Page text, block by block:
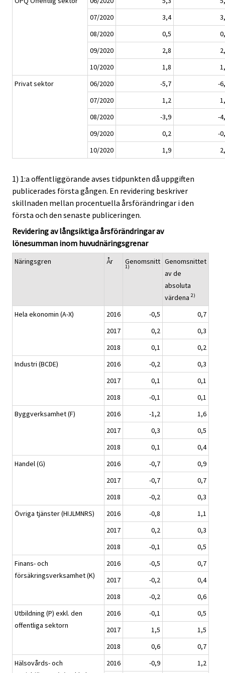
07/2020
3,4
08/2020
0,5
09/2020
2,8
10/2020
1,8
Privat sektor
06/2020 -5,7
-
07/2020
1,2
08/2020
-3,9
-
09/2020
0,2
-
10/2020
1,9
1) 1:a offentliggörande avses tidpunkten då uppgiften
publicerades första gången. En revidering beskriver
skillnaden mellan procentuella årsförändringar i den
första och den senaste publiceringen.
Revidering av långsiktiga årsförändringar av
lönesumman inom huvudnäringsgrenar
Näringsgren År Genomsnitt
1)
Genomsnittet
av de
absoluta
värdena 2)
Hela ekonomin (A-X) 2016 -0,5
0,7
2017
0,2
0,3
2018
0,1
0,2
Industri (BCDE)
2016 -0,2
0,3
2017
0,1
0,1
2018
-0,1
0,1
Byggverksamhet (F)
2016 -1,2
1,6
2017
0,3
0,5
2018
0,1
0,4
Handel (G)
2016 -0,7
0,9
2017
-0,7
0,7
2018
-0,2
0,3
Övriga tjänster (HIJLMNRS)
2016 -0,8
1,1
2017
0,2
0,3
2018
-0,1
0,5
Finans- och
försäkringsverksamhet (K)
2016 -0,5
0,7
2017
-0,2
0,4
2018
-0,2
0,6
Utbildning (P) exkl. den
offentliga sektorn
2016 -0,1
0,5
2017
1,5
1,5
2018
0,6
0,7
Hälsovårds- och
2016 -0,9 1,2